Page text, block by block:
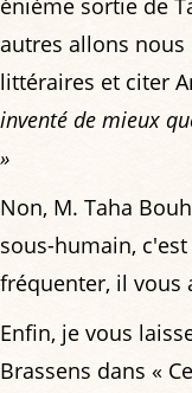
énième sortie de
autres allons
littéraires et citer
inventé de mieux
»
Non, M. Taha
sous-humain,
fréquenter, il vous
Enfin, je vous
Brassens dans «